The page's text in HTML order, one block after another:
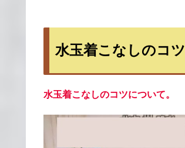
水玉着こなしのコツ
水玉着こなしのコツについて。